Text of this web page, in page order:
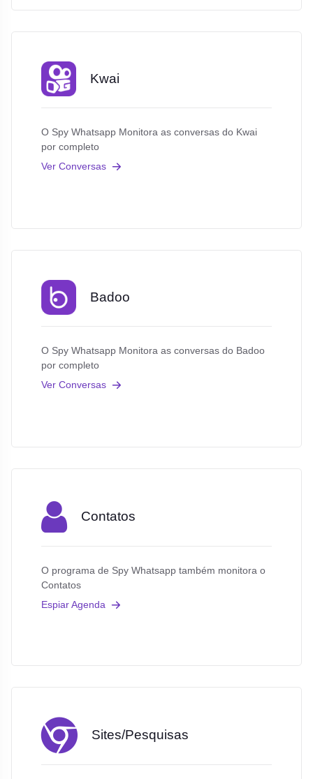
Kwai
O Spy Whatsapp Monitora as conversas do Kwai
por completo
Ver Conversas
Badoo
O Spy Whatsapp Monitora as conversas do Badoo
por completo
Ver Conversas
Contatos
O programa de Spy Whatsapp também monitora o
Contatos
Espiar Agenda
Sites/Pesquisas